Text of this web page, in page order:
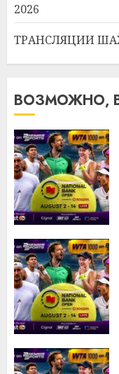
2026
ТРАНСЛЯЦИИ
ВОЗМОЖНО,